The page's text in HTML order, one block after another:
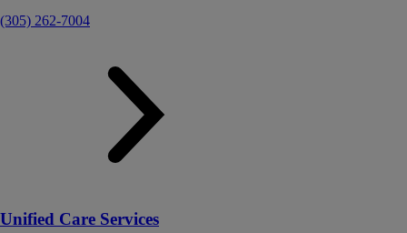
(305) 262-7004
Unified Care Services